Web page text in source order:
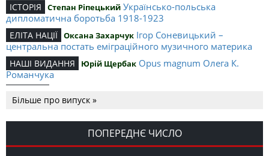
ІСТОРІЯ Степан Ріпецький Українсько-польська
дипломатична боротьба 1918-1923
ЕЛІТА НАЦІЇ Оксана Захарчук Ігор Соневицький –
центральна постать еміграційного музичного материка
НАШІ ВИДАННЯ Юрій Щербак Opus magnum Олега К.
Романчука
Романчука
СЛОВО РЕДАКЦІЙНЕ Олег К. Романчук Журавель і синиця
як уособлення української політстратегії й тактики
Більше про випуск »
ПОПЕРЕДНЄ ЧИСЛО